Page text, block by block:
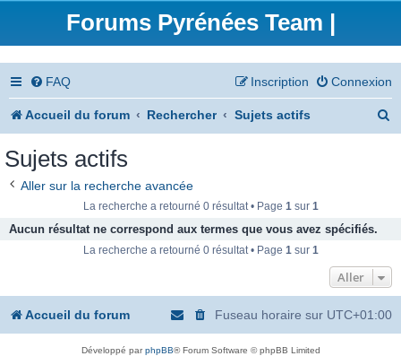
Forums Pyrénées Team |
FAQ Connexion
Inscription
Accueil du forum Rechercher Sujets actifs
e
Sujets actifs
Aller sur la recherche avancée
La recherche a retourné 0 résultat • Page 1sur 1
Aucun résultat ne correspond aux termes que vous avez spécifiés.
La recherche a retourné 0 résultat • Page 1sur 1
Aller
Accueil du forum Fuseau horaire sur UTC+01:00
Développé parphpBB® Forum Software © phpBB Limited